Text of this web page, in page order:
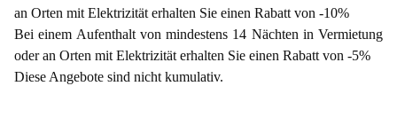
an Orten mit Elektrizität erhalten Sie einen Rabatt von -10%
Bei einem Aufenthalt von mindestens 14 Nächten in Vermietung
oder an Orten mit Elektrizität erhalten Sie einen Rabatt von -5%
Diese Angebote sind nicht kumulativ.